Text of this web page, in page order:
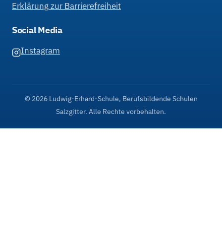
Erklärung zur Barrierefreiheit
Social Media
Instagram
© 2026 Ludwig-Erhard-Schule, Berufsbildende Schulen
Salzgitter. Alle Rechte vorbehalten.